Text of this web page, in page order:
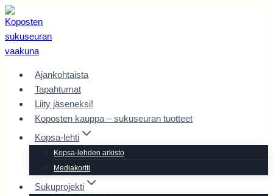
Siirry
sisältöön
Ajankohtaista
Tapahtumat
Liity jäseneksi!
Koposten kauppa – sukuseuran tuotteet
Kopsa-lehti
Kopsa-lehden arkisto
Mediakortti
Sukuprojekti